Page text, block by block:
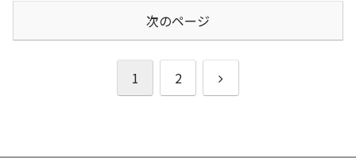
次のページ
1 2
次